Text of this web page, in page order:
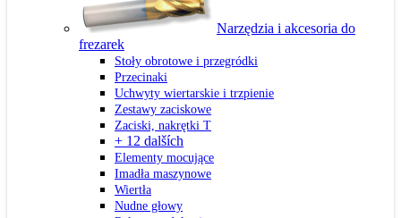
Narzędzia i akcesoria do
frezarek
Stoły obrotowe i przegródki
Przecinaki
Uchwyty wiertarskie i trzpienie
Zestawy zaciskowe
Zaciski, nakrętki T
+ 12 dalších
Elementy mocujące
Imadła maszynowe
Wiertła
Nudne głowy